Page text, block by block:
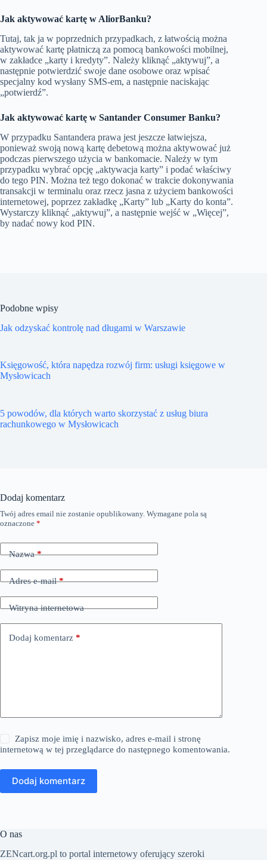
Jak aktywować kartę w AliorBanku?
Tutaj, tak ja w poprzednich przypadkach, z łatwością można
aktywować kartę płatniczą za pomocą bankowości mobilnej,
w zakładce „karty i kredyty”. Należy kliknąć „aktywuj”, a
następnie potwierdzić swoje dane osobowe oraz wpisać
specjalny kod wysłany SMS-em, a następnie naciskając
„potwierdź”.
Jak aktywować kartę w Santander Consumer Banku?
W przypadku Santandera prawa jest jeszcze łatwiejsza,
ponieważ swoją nową kartę debetową można aktywować już
podczas pierwszego użycia w bankomacie. Należy w tym
przypadku wybrać opcję „aktywacja karty” i podać właściwy
do tego PIN. Można też tego dokonać w trakcie dokonywania
transakcji w terminalu oraz rzecz jasna z użyciem bankowości
internetowej, poprzez zakładkę „Karty” lub „Karty do konta”.
Wystarczy kliknąć „aktywuj”, a następnie wejść w „Więcej”,
by nadać nowy kod PIN.
Podobne wpisy
Jak odzyskać kontrolę nad długami w Warszawie
Księgowość, która napędza rozwój firm: usługi księgowe w
Mysłowicach
5 powodów, dla których warto skorzystać z usług biura
rachunkowego w Mysłowicach
Dodaj komentarz
Twój adres email nie zostanie opublikowany. Wymagane pola są
oznaczone *
Nazwa*
Adres e-mail*
Witryna internetowa
Dodaj komentarz *
Zapisz moje imię i nazwisko, adres e-mail i stronę
internetową w tej przeglądarce do następnego komentowania.
Dodaj komentarz
O nas
​ZENcart.org.pl to portal internetowy oferujący szeroki